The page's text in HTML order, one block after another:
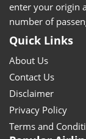
enter your origin
number of
Quick Links
About Us
Contact Us
Disclaimer
Privacy Policy
Terms and